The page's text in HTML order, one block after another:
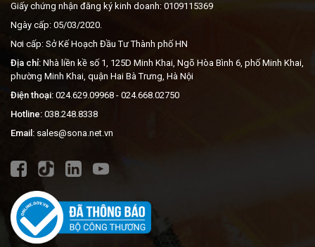
Giấy chứng nhận đăng ký kinh doanh: 0109115369
Ngày cấp: 05/03/2020.
Nơi cấp: Sở Kế Hoạch Đầu Tư Thành phố HN
Địa chỉ: Nhà liền kề số 1, 125D Minh Khai, Ngõ Hòa Bình 6, phố Minh Khai,
phường Minh Khai, quận Hai Bà Trưng, Hà Nội
Điện thoại: 024.629.09968 - 024.668.02750
Hotline: 038.248.8338
Email: sales@sona.net.vn